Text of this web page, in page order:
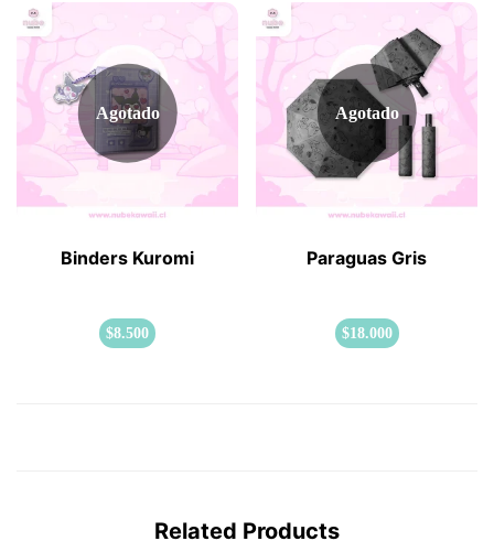
Agotado
Binders Kuromi
$8.500
Agotado
Paraguas Gris
$18.000
Related Products